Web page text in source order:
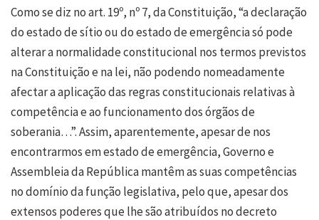
Como se diz no art. 19º, nº 7, da Constituição, “a declaração
do estado de sítio ou do estado de emergência só pode
alterar a normalidade constitucional nos termos previstos
na Constituição e na lei, não podendo nomeadamente
afectar a aplicação das regras constitucionais relativas à
competência e ao funcionamento dos órgãos de
soberania…”. Assim, aparentemente, apesar de nos
encontrarmos em estado de emergência, Governo e
Assembleia da República mantêm as suas competências
no domínio da função legislativa, pelo que, apesar dos
extensos poderes que lhe são atribuídos no decreto